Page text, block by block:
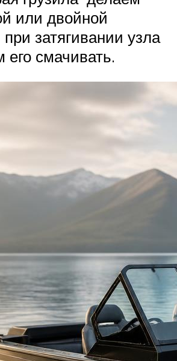
или двойной
затягивании узла
смачивать.